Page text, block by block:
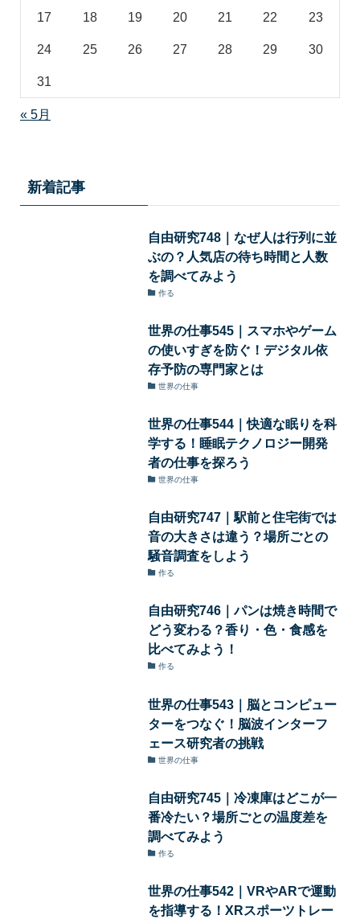
17 18 19 20 21 22 23
24 25 26 27 28 29 30
31
« 5月
新着記事
自由研究748｜なぜ人は行列に並
ぶの？人気店の待ち時間と人数
を調べてみよう
作る
世界の仕事545｜スマホやゲーム
の使いすぎを防ぐ！デジタル依
存予防の専門家とは
世界の仕事
世界の仕事544｜快適な眠りを科
学する！睡眠テクノロジー開発
者の仕事を探ろう
世界の仕事
自由研究747｜駅前と住宅街では
音の大きさは違う？場所ごとの
騒音調査をしよう
作る
自由研究746｜パンは焼き時間で
どう変わる？香り・色・食感を
比べてみよう！
作る
世界の仕事543｜脳とコンピュー
ターをつなぐ！脳波インターフ
ェース研究者の挑戦
世界の仕事
自由研究745｜冷凍庫はどこが一
番冷たい？場所ごとの温度差を
調べてみよう
作る
世界の仕事542｜VRやARで運動
を指導する！XRスポーツトレー